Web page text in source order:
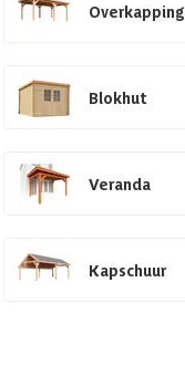
Overkapping
Blokhut
Veranda
Kapschuur